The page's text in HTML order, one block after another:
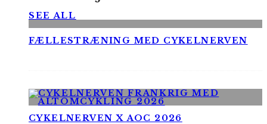
SEE ALL
FÆLLESTRÆNING MED CYKELNERVEN
CYKELNERVEN X AOC 2026